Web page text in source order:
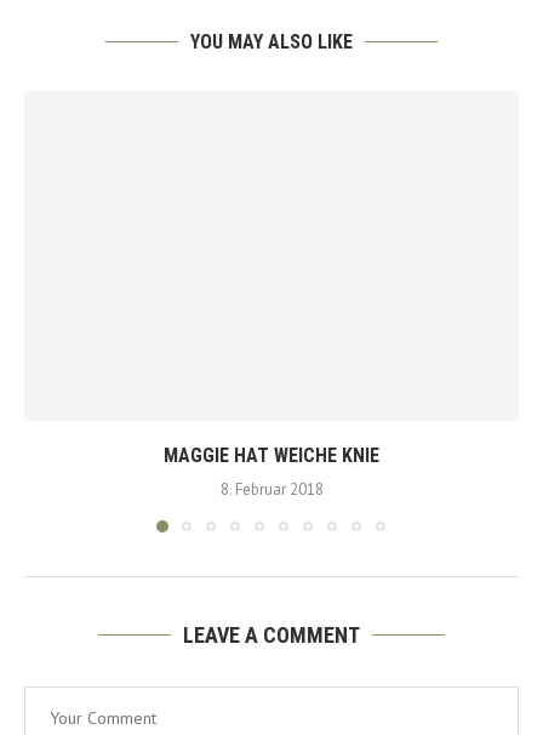
YOU MAY ALSO LIKE
MAGGIE HAT WEICHE KNIE
8. Februar 2018
LEAVE A COMMENT